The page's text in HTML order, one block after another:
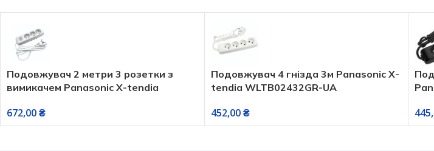
Подовжувач 2 метри 3 розетки з
вимикачем Panasonic X-tendia
672,00₴
Подовжувач 4 гнізда 3м Panasonic X-
tendia WLTB02432GR-UA
452,00₴